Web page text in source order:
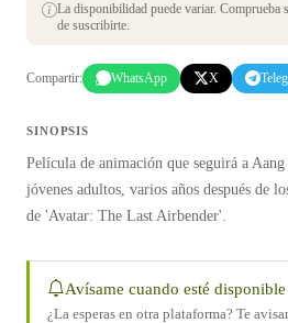
La disponibilidad puede variar. Comprueba
de suscribirte.
Compartir: WhatsApp X
SINOPSIS
Película de animación que seguirá a
jóvenes adultos, varios años después de
de 'Avatar: The Last Airbender'.
Avísame cuando esté disponible
¿La esperas en otra plataforma? Te